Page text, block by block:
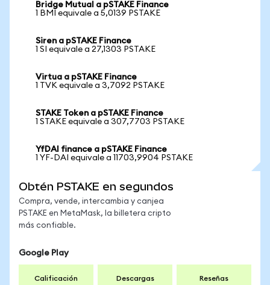
Bridge Mutual a pSTAKE Finance
1 BMI equivale a 5,0139 PSTAKE
Siren a pSTAKE Finance
1 SI equivale a 27,1303 PSTAKE
Virtua a pSTAKE Finance
1 TVK equivale a 3,7092 PSTAKE
STAKE Token a pSTAKE Finance
1 STAKE equivale a 307,7703 PSTAKE
YfDAI finance a pSTAKE Finance
1 YF-DAI equivale a 11703,9904 PSTAKE
Obtén PSTAKE en segundos
Compra, vende, intercambia y canjea
PSTAKE en MetaMask, la billetera cripto
más confiable.
Google Play
Calificación Descargas Reseñas